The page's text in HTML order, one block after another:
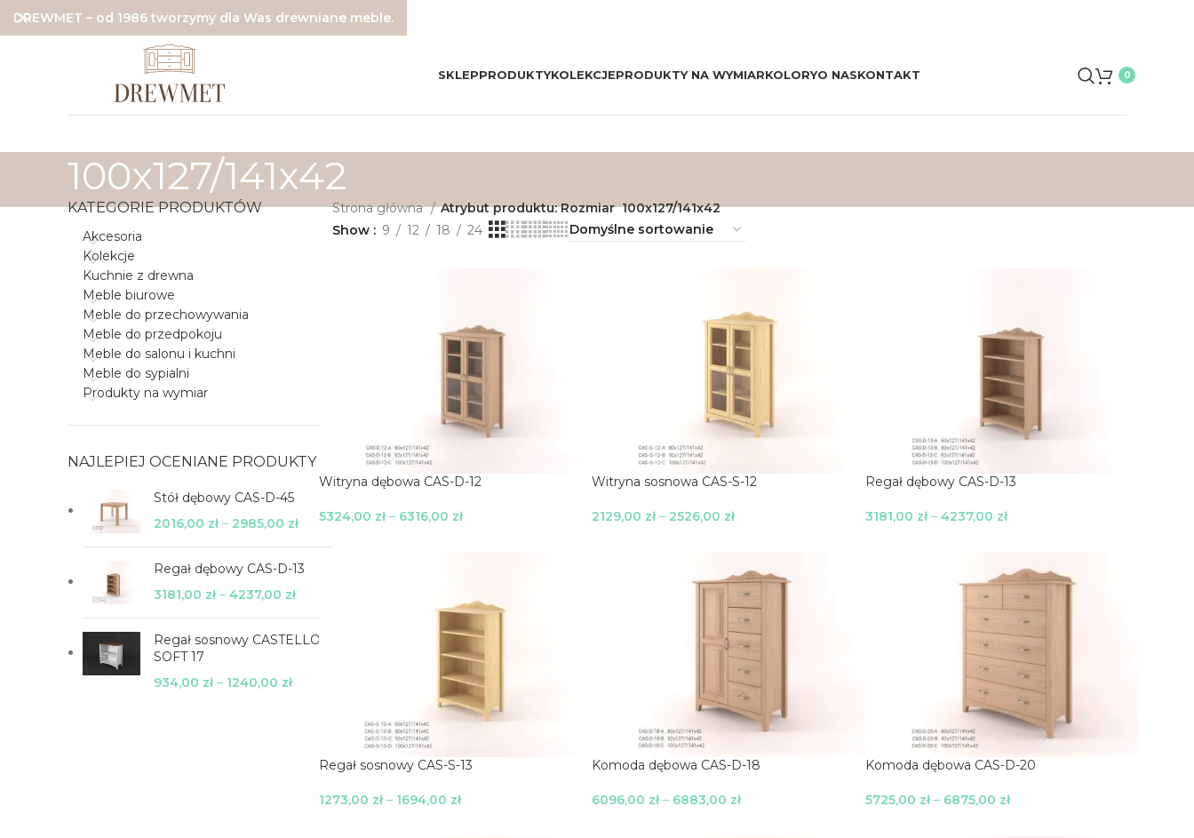
SKLEPPRODUKTYKOLEKCJEPRODUKTY NA WYMIARKOLORYO NASKONTAKT 0
100x127/141x42
KATEGORIE PRODUKTÓW
Akcesoria
Kolekcje
Kuchnie z drewna
Meble biurowe
Meble do przechowywania
Meble do przedpokoju
Meble do salonu i kuchni
Meble do sypialni
Produkty na wymiar
NAJLEPIEJ OCENIANE PRODUKTY
Stół dębowy CAS-D-45
2016,00 zł– 2985,00 zł
Regał dębowy CAS-D-13
3181,00 zł– 4237,00 zł
Regał sosnowy CASTELLO
SOFT 17
934,00 zł– 1240,00 zł
Strona główna Atrybut produktu: Rozmiar 100x127/141x42
Show
9 12 18 24
Witryna dębowa CAS-D-12
5324,00 zł– 6316,00 zł
Witryna sosnowa CAS-S-12
2129,00 zł– 2526,00 zł
Regał dębowy CAS-D-13
3181,00 zł– 4237,00 zł
Regał sosnowy CAS-S-13
1273,00 zł– 1694,00 zł
Komoda dębowa CAS-D-18
6096,00 zł– 6883,00 zł
Komoda dębowa CAS-D-20
5725,00 zł– 6875,00 zł
DREWMET – od 1986 tworzymy dla Was drewniane meble.